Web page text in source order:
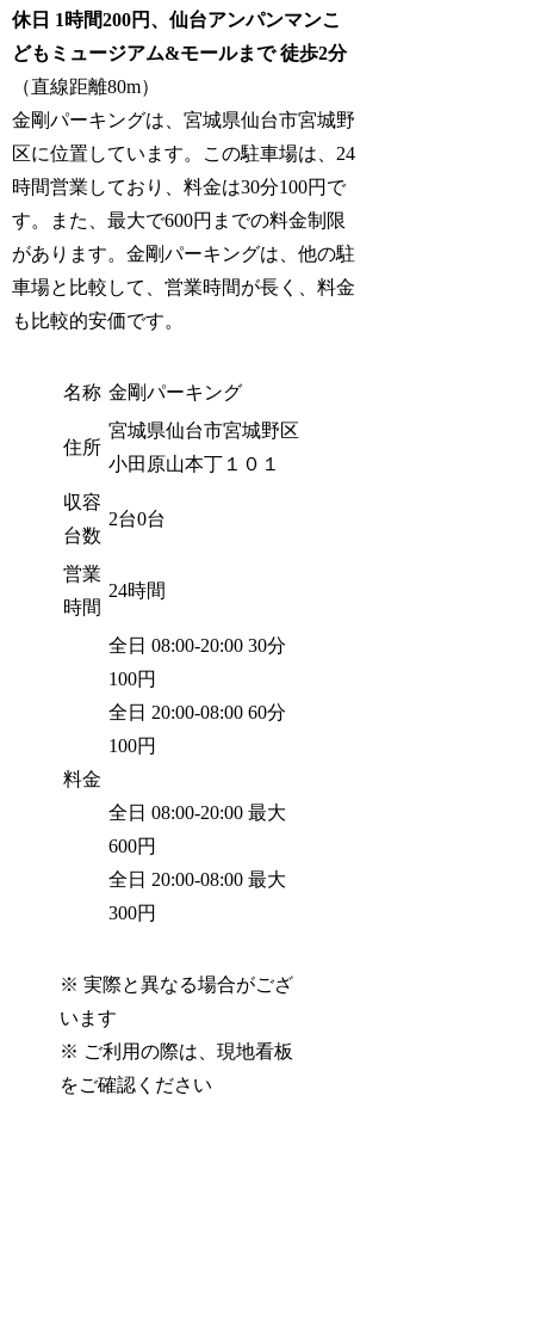
休日 1時間200円、仙台アンパンマンこ
どもミュージアム&モールまで 徒歩2分
（直線距離80m）
金剛パーキングは、宮城県仙台市宮城野
区に位置しています。この駐車場は、24
時間営業しており、料金は30分100円で
す。また、最大で600円までの料金制限
があります。金剛パーキングは、他の駐
車場と比較して、営業時間が長く、料金
も比較的安価です。
名称 金剛パーキング
住所
宮城県仙台市宮城野区
小田原山本丁１０１
収容
台数
2台0台
営業
時間
24時間
料金
全日 08:00-20:00 30分
100円
全日 20:00-08:00 60分
100円
全日 08:00-20:00 最大
600円
全日 20:00-08:00 最大
300円
※ 実際と異なる場合がござ
います
※ ご利用の際は、現地看板
をご確認ください